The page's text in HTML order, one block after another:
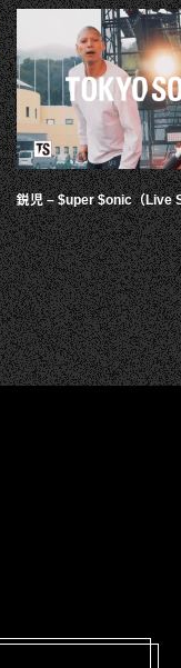
鋭児 – $uper $onic（Live